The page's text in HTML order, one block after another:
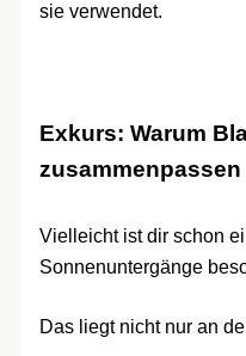
sie verwendet.
Exkurs: Warum
zusammenpassen
Vielleicht ist dir schon
Sonnenuntergänge
Das liegt nicht nur an